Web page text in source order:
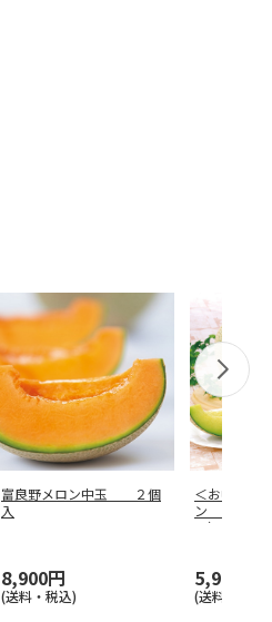
富良野メロン中玉 ２個
入
8,900円
(送料・税込)
＜お中元＞
ン ２個（
ト）
5,980円
(送料・税込)